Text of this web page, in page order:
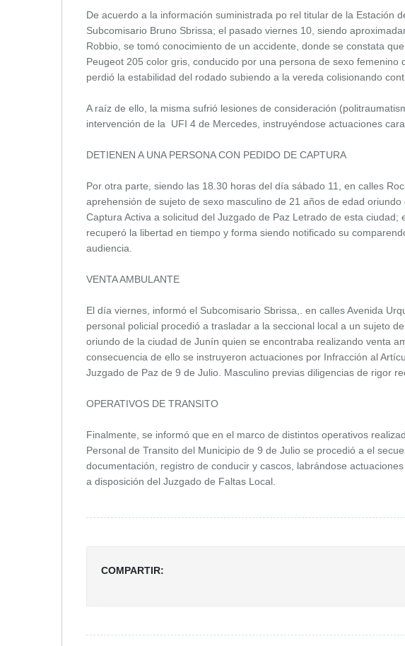
De acuerdo a la información suministrada po rel titular de la Estación
Subcomisario Bruno Sbrissa; el pasado viernes 10, siendo
Robbio, se tomó conocimiento de un accidente, donde se constata
Peugeot 205 color gris, conducido por una persona de sexo femenino
perdió la estabilidad del rodado subiendo a la vereda colisionando
A raíz de ello, la misma sufrió lesiones de consideración
intervención de la UFI 4 de Mercedes, instruyéndose actuaciones
DETIENEN A UNA PERSONA CON PEDIDO DE CAPTURA
Por otra parte, siendo las 18.30 horas del día sábado 11, en calles
aprehensión de sujeto de sexo masculino de 21 años de edad
Captura Activa a solicitud del Juzgado de Paz Letrado de esta
recuperó la libertad en tiempo y forma siendo notificado su
audiencia.
VENTA AMBULANTE
El día viernes, informó el Subcomisario Sbrissa,. en calles Avenida
personal policial procedió a trasladar a la seccional local a un sujeto
oriundo de la ciudad de Junín quien se encontraba realizando venta
consecuencia de ello se instruyeron actuaciones por Infracción al
Juzgado de Paz de 9 de Julio. Masculino previas diligencias de rigor
OPERATIVOS DE TRANSITO
Finalmente, se informó que en el marco de distintos operativos
Personal de Transito del Municipio de 9 de Julio se procedió a el
documentación, registro de conducir y cascos, labrándose
a disposición del Juzgado de Faltas Local.
COMPARTIR: